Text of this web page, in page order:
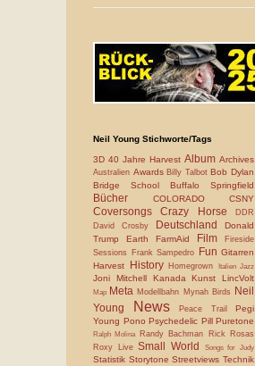
Neil Young Stichworte/Tags
3D 40 Jahre Harvest Album Archives
Australien Awards Billy Talbot Bob Dylan
Bridge School Buffalo Springfield
Bücher COLORADO CSNY
CoversongsCrazy HorseDDR
David Crosby
Deutschland
Donald
Trump Earth FarmAid Film
Fireside
Sessions
Frank Sampedro Fun Gitarren
Harvest
History Homegrown Italien Jazz
Joni Mitchell Kanada Kunst LincVolt
Map MetaModellbahn Mynah Birds
Neil
Young
News Peace Trail Pegi
Young Pono Psychedelic Pill Puretone
Ralph Molina Randy Bachman
Rick Rosas
Roxy LiveSmall World Songs for Judy
Statistik StorytoneStreetviewsTechnik